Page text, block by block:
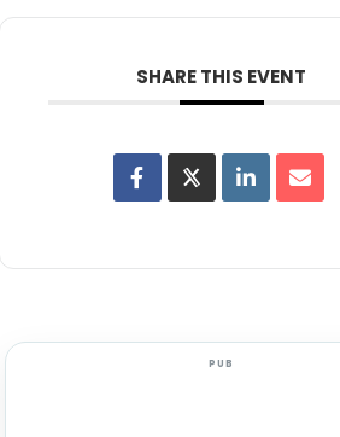
SHARE THIS EVENT
PUB